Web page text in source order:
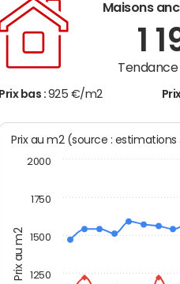
Maisons
1
Tendance
Prix bas : 925 €/m2
Prix au m2
Prix au m2 (source :
1250
1500
1750
2000